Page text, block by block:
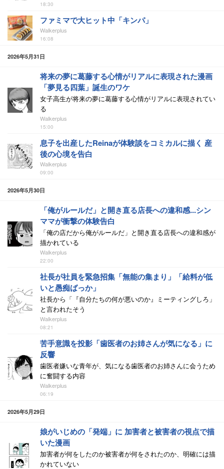
18:30
ファミマで大ヒット中「キンパ」
Walkerplus
16:08
2026年5月31日
将来の夢に葛藤する心情がリアルに表現された漫画
「夢見る四葉」誕生のワケ
女子高生が将来の夢に葛藤する心情がリアルに表現されてい
る
Walkerplus
15:00
息子を出産したReinaが体験談をコミカルに描く 産
後の心境を告白
Walkerplus
09:00
2026年5月30日
「俺がルールだ」と開き直る店長への違和感...シン
ママが衝撃の体験告白
「俺の店だから俺がルールだ」と開き直る店長への違和感が
描かれている
Walkerplus
22:00
社長が社員を緊急招集「無能の集まり」「給料が低
いと愚痴ばっか」
社長から「『自分たちの何が悪いのか』ミーティングしろ」
と言われたそう
Walkerplus
08:21
苦手意識を投影「歯医者のお姉さんが気になる」に
反響
歯医者嫌いな青年が、気になる歯医者のお姉さんに会うため
に奮闘する内容
Walkerplus
06:19
2026年5月29日
娘がいじめの「発端」に 加害者と被害者の視点で描
いた漫画
加害者が何をしたのか被害者が何をされたのか、明確には描
かれていない